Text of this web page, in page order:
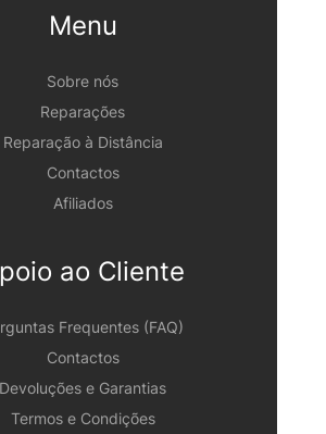
Menu
Sobre nós
Reparações
Reparação à Distância
Contactos
Afiliados
ao Cliente
Frequentes (FAQ)
Contactos
Devoluções e Garantias
Termos e Condições